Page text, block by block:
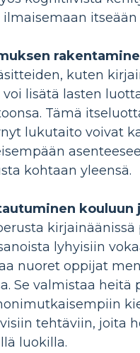
kuten
voi lisätä lasten
Tämä
lukutaito voivat
kohtaan yleensä.
kouluun
kirjainäänissä
lyhyisiin
nuoret oppijat
Se valmistaa
tehtäviin, joita
luokilla.